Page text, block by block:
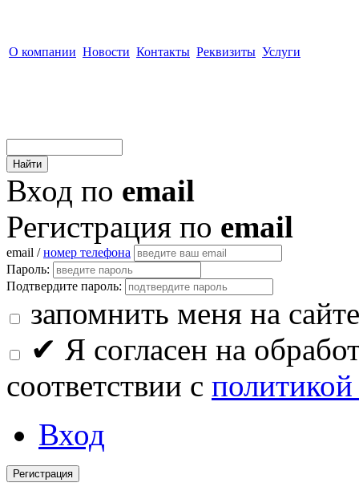
О компании Новости Контакты Реквизиты Услуги
Вход по email
Регистрация по email
email /номер телефона
Пароль:
Подтвердите пароль:
запомнить меня на сайте
✔ Я согласен на
соответствии с
Вход
Регистрация